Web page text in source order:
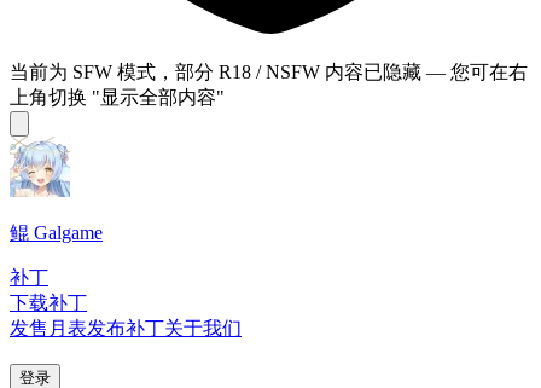
当前为 SFW 模式，部分 R18 / NSFW 内容已隐藏 — 您可在右
上角切换 "显示全部内容"
鲲 Galgame
补丁
下载补丁
发售月表发布补丁关于我们
登录